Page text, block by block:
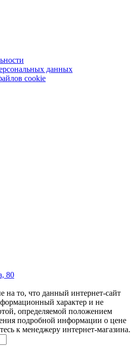
данных
cookie
80
то, что данный интернет-сайт
характер и не
определяемой положением
подробной информации о цене
к менеджеру интернет-магазина.